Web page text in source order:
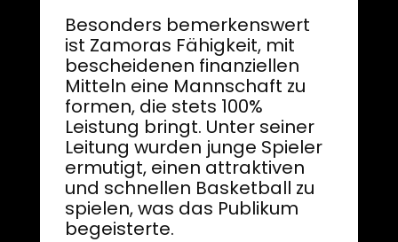
Besonders bemerkenswert
ist Zamoras Fähigkeit, mit
bescheidenen finanziellen
Mitteln eine Mannschaft zu
formen, die stets 100%
Leistung bringt. Unter seiner
Leitung wurden junge Spieler
ermutigt, einen attraktiven
und schnellen Basketball zu
spielen, was das Publikum
begeisterte.